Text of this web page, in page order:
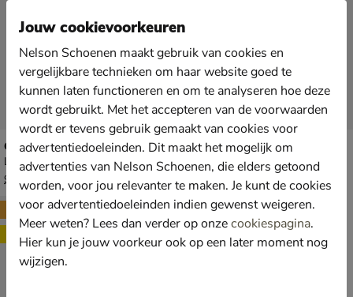
Cafe Moda
Lage sneakers - beige
van € 99,99 voor € 69,99
99 ,
Cafe Moda
Mocassins & loafers - grijs
van € 99,99 voor € 69,99
New
Sale
Jouw cookievoorkeuren
Nelson Schoenen maakt gebruik van cookies en
vergelijkbare technieken om haar website goed te
kunnen laten functioneren en om te analyseren hoe deze
wordt gebruikt. Met het accepteren van de voorwaarden
wordt er tevens gebruik gemaakt van cookies voor
advertentiedoeleinden. Dit maakt het mogelijk om
advertenties van Nelson Schoenen, die elders getoond
worden, voor jou relevanter te maken. Je kunt de cookies
voor advertentiedoeleinden indien gewenst weigeren.
Meer weten? Lees dan verder op onzecookiespagina.
Hier kun je jouw voorkeur ook op een later moment nog
wijzigen.